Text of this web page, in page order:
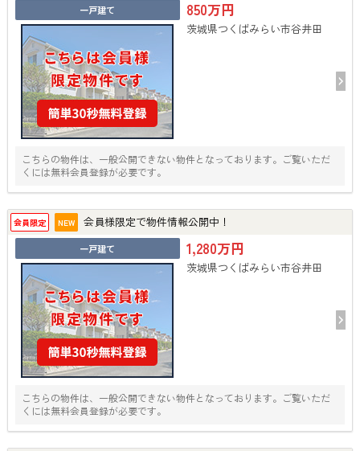
一戸建て 850万円
茨城県つくばみらい市谷井田
こちらの物件は、一般公開できない物件となっております。ご覧いただ
くには無料会員登録が必要です。
会員限定 NEW 会員様限定で物件情報公開中！
一戸建て 1,280万円
茨城県つくばみらい市谷井田
こちらの物件は、一般公開できない物件となっております。ご覧いただ
くには無料会員登録が必要です。